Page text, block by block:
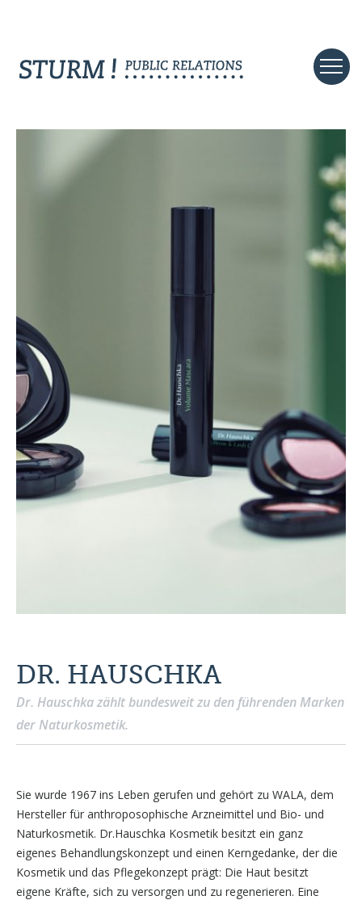
DR. HAUSCHKA
Dr. Hauschka zählt bundesweit zu den führenden Marken
der Naturkosmetik.
Sie wurde 1967 ins Leben gerufen und gehört zu WALA, dem
Hersteller für anthroposophische Arzneimittel und Bio- und
Naturkosmetik. Dr.Hauschka Kosmetik besitzt ein ganz
eigenes Behandlungskonzept und einen Kerngedanke, der die
Kosmetik und das Pflegekonzept prägt: Die Haut besitzt
eigene Kräfte, sich zu versorgen und zu regenerieren. Eine